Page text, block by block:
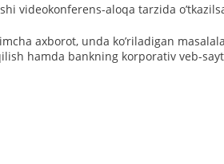
videokonferens-aloqa tarzida
axborot, unda koʼriladigan
hamda bankning korporativ veb-